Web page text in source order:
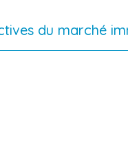
du marché